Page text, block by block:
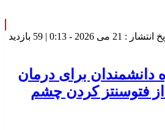
: 21 می 2026 - 0:13 |
59 بازدید
دانشمندان برای درمان
از فتوسنتز کردن چشم‌